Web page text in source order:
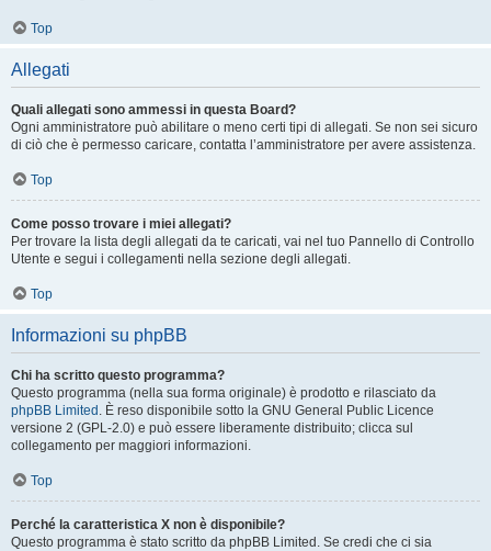
Top
Allegati
Quali allegati sono ammessi in questa Board?
Ogni amministratore può abilitare o meno certi tipi di allegati. Se non sei sicuro
di ciò che è permesso caricare, contatta l’amministratore per avere assistenza.
Top
Come posso trovare i miei allegati?
Per trovare la lista degli allegati da te caricati, vai nel tuo Pannello di Controllo
Utente e segui i collegamenti nella sezione degli allegati.
Top
Informazioni su phpBB
Chi ha scritto questo programma?
Questo programma (nella sua forma originale) è prodotto e rilasciato da
phpBB Limited . È reso disponibile sotto la GNU General Public Licence
versione 2 (GPL-2.0) e può essere liberamente distribuito; clicca sul
collegamento per maggiori informazioni.
Top
Perché la caratteristica X non è disponibile?
Questo programma è stato scritto da phpBB Limited. Se credi che ci sia